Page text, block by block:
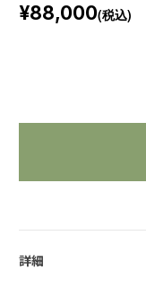
¥88,000(税込)
詳細